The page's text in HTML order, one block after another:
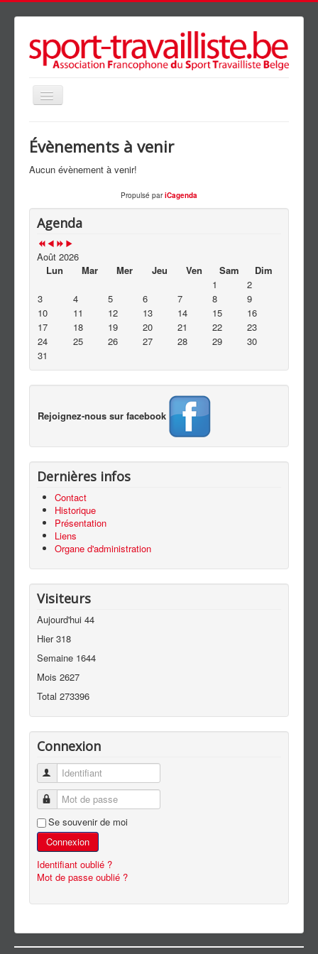
Basculer
la
Présentation
Galerie
News
Partenaires
Liens
Contact
Évènements à venir
Aucun évènement à venir!
Propulsé pariCagenda
Agenda
Août 2026
Lun
Mar Mer Jeu Ven Sam
Dim
1
2
3
4 5 6 7 8
9
10
11 12 13 14 15
16
17
18 19 20 21 22
23
24
25 26 27 28 29
30
31
Rejoignez-nous sur facebook
Dernières infos
Contact
Historique
Présentation
Liens
Organe d'administration
Visiteurs
Aujourd'hui 44
Hier318
Semaine 1644
Mois 2627
Total 273396
Connexion
Identifiant
Mot de passe
Se souvenir de moi
Connexion
Identifiant oublié ?
Mot de passe oublié ?